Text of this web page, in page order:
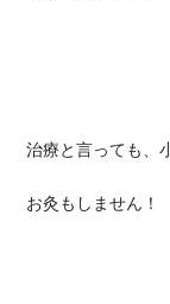
治療と言っても、
お灸もしません！